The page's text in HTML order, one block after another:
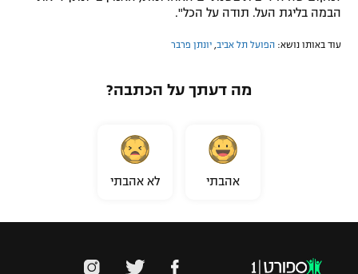
תגיות
הבמה בליגת העל. תודה על הכל".
עוד באותו נושא: הפועל תל אביב, יונתן פרבר
מה דעתך על הכתבה?
אהבתי לא אהבתי